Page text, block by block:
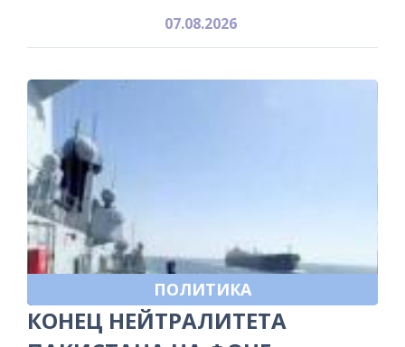
07.08.2026
ПОЛИТИКА
КОНЕЦ НЕЙТРАЛИТЕТА